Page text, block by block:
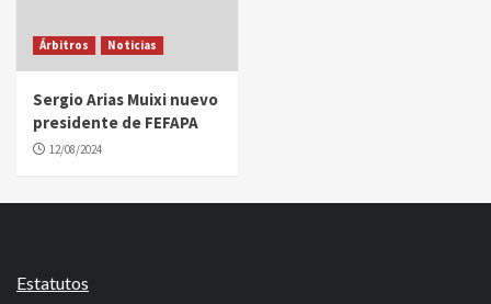
Árbitros Noticias
Sergio Arias Muixi nuevo
presidente de FEFAPA
12/08/2024
Estatutos